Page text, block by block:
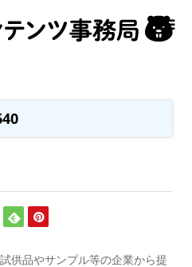
供品やサンプル等の企業から提